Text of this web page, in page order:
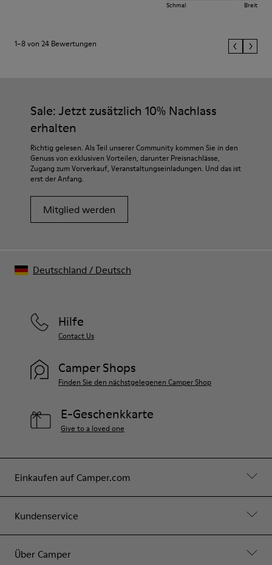
Schmal Breit
1–8 von 24 Bewertungen
Sale: Jetzt zusätzlich 10% Nachlass
erhalten
Richtig gelesen. Als Teil unserer Community kommen Sie in den
Genuss von exklusiven Vorteilen, darunter Preisnachlässe,
Zugang zum Vorverkauf, Veranstaltungseinladungen. Und das ist
erst der Anfang.
Mitglied werden
Einkaufen auf Camper.com
Kundenservice
Über Camper
Hilfe
Contact Us
Camper Shops
Finden Sie den nächstgelegenen Camper Shop
E-Geschenkkarte
Give to a loved one
Deutschland / Deutsch